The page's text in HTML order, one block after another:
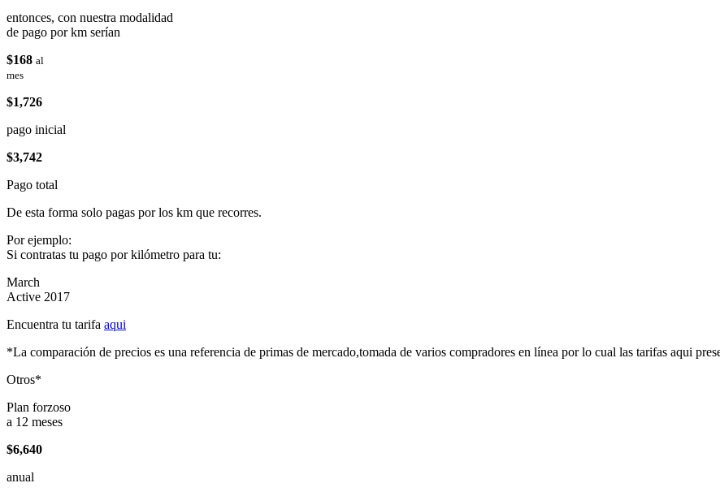
entonces, con nuestra modalidad
de pago por km serían
$168 al
mes
$1,726
pago inicial
$3,742
Pago total
De esta forma solo pagas por los km que recorres.
Por ejemplo:
Si contratas tu pago por kilómetro para tu:
March
Active 2017
Encuentra tu tarifa aqui
*La comparación de precios es una referencia de primas de mercado,tomada de varios compradores en línea por lo cual las tarifas aqui
Otros*
Plan forzoso
a 12 meses
$6,640
anual